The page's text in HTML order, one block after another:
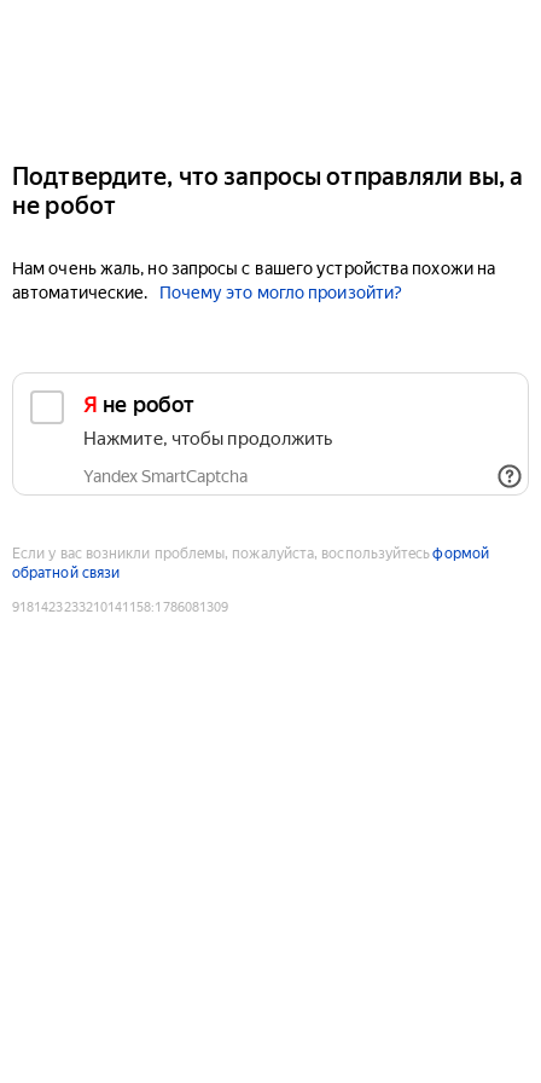
Подтвердите, что запросы отправляли вы, а
не робот
Нам очень жаль, но запросы с вашего устройства похожи на
автоматические.
Почему это могло произойти?
Я не робот
Нажмите, чтобы продолжить
Yandex SmartCaptcha
Если у вас возникли проблемы, пожалуйста, воспользуйтесьформой
обратной связи
9181423233210141158:1786081309